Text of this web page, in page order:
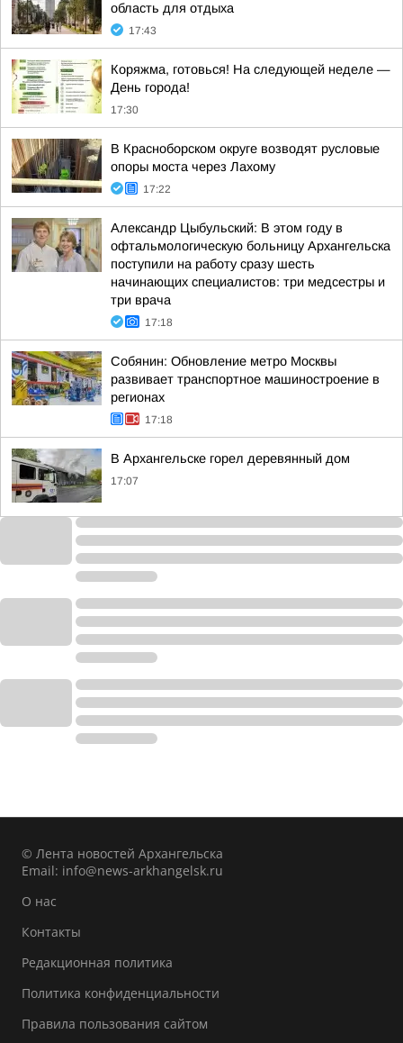
область для отдыха
17:43
Коряжма, готовься! На следующей неделе —
День города!
17:30
В Красноборском округе возводят русловые
опоры моста через Лахому
17:22
Александр Цыбульский: В этом году в
офтальмологическую больницу Архангельска
поступили на работу сразу шесть
начинающих специалистов: три медсестры и
три врача
17:18
Собянин: Обновление метро Москвы
развивает транспортное машиностроение в
регионах
17:18
В Архангельске горел деревянный дом
17:07
© Лента новостей Архангельска
Email: info@news-arkhangelsk.ru
О нас
Контакты
Редакционная политика
Политика конфиденциальности
Правила пользования сайтом